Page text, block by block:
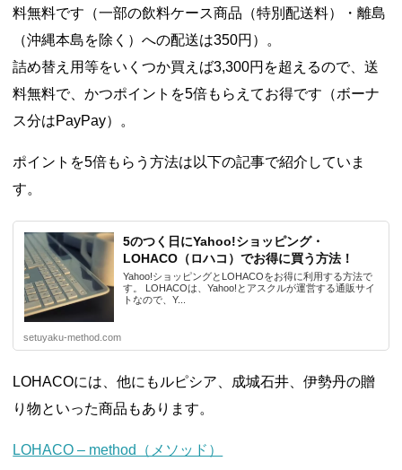
料無料です（一部の飲料ケース商品（特別配送料）・離島
（沖縄本島を除く）への配送は350円）。
詰め替え用等をいくつか買えば3,300円を超えるので、送
料無料で、かつポイントを5倍もらえてお得です（ボーナ
ス分はPayPay）。
ポイントを5倍もらう方法は以下の記事で紹介していま
す。
5のつく日にYahoo!ショッピング・
LOHACO（ロハコ）でお得に買う方法！
Yahoo!ショッピングとLOHACOをお得に利用する方法で
す。 LOHACOは、Yahoo!とアスクルが運営する通販サイ
トなので、Y...
setuyaku-method.com
LOHACOには、他にもルピシア、成城石井、伊勢丹の贈
り物といった商品もあります。
LOHACO – method（メソッド）